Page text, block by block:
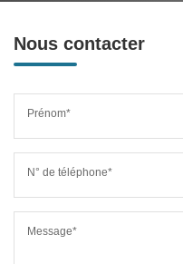
Nous contacter
Prénom*
N° de téléphone*
Message*